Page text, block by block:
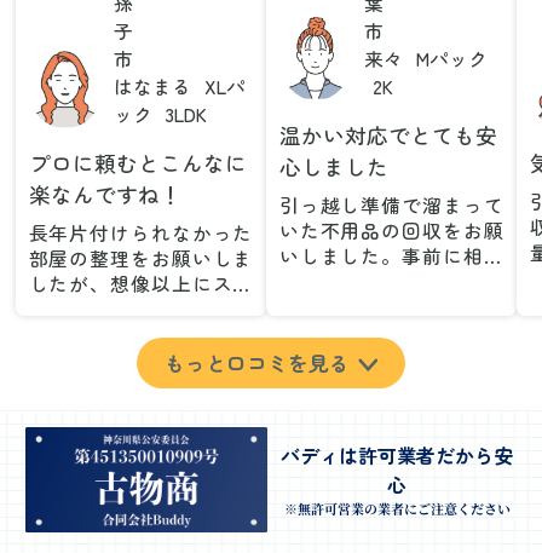
子
市
はなまる
XLパ
ック
3LDK
プロに頼むとこんなに
楽なんですね！
長年片付けられなかった
部屋の整理をお願いしま
したが、想像以上にスム
が集めた物や古い家具が
多く、自分たちだけでは
どうにもならない状態で
んが手際よく片付けてく
れたので、部屋が驚くほ
どスッキリしました。自
分では手が回らなかった
場所も含め、プロの力を
市
来々
Mパック
2K
温かい対応でとても安
心しました
引っ越し準備で溜まって
いた不用品の回収をお願
いしました。事前に相談
とができました。特に、
古い家具や壊れた家電な
ど、処分が難しいものが
きました。
当日は2名のスタッフが来
てくださり、作業の流れ
もっと口コミを見る
バディは許可業者だから安
心
※無許可営業の業者にご注意ください